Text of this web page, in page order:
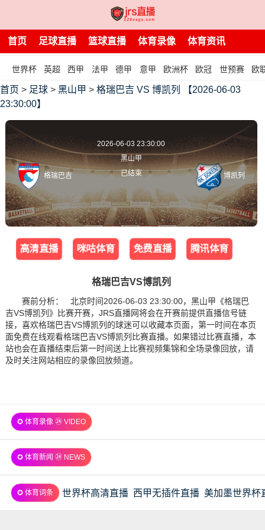
首页 足球直播 篮球直播 体育录像 体育资讯
世界杯 英超 西甲 法甲 德甲 意甲 欧洲杯 欧冠 世预赛 欧
首页 > 足球 > 黑山甲 > 格瑞巴吉 VS 博凯列 【2026-06-03
23:30:00】
格瑞巴吉
2026-06-03 23:30:00
黑山甲
已结束
博凯列
高清直播 咪咕体育 免费直播 腾讯体育
格瑞巴吉VS博凯列
赛前分析： 北京时间2026-06-03 23:30:00，黑山甲《格瑞巴
吉VS博凯列》比赛开赛，JRS直播网将会在开赛前提供直播信号链
接，喜欢格瑞巴吉VS博凯列的球迷可以收藏本页面，第一时间在本页
面免费在线观看格瑞巴吉VS博凯列比赛直播。如果错过比赛直播，本
站也会在直播结束后第一时间送上比赛视频集锦和全场录像回放，请
及时关注网站相应的录像回放频道。
✪ 体育录像 ㉔ VIDEO
✪ 体育新闻 ㉔ NEWS
✪ 体育词条 世界杯高清直播 西甲无插件直播 美加墨世界杯